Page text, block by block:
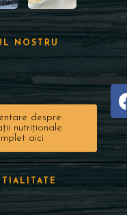
NOSTRU
despre
nutriționale
aici